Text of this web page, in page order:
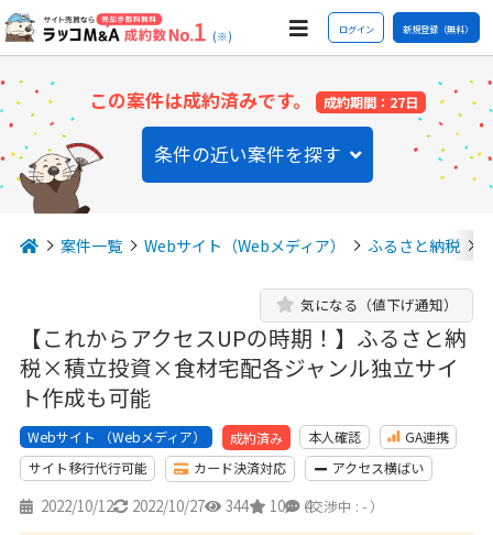
(※) ログイン 新規登録（無料）
この案件は成約済みです。 成約期間：27日
条件の近い案件を探す
案件一覧 Webサイト（Webメディア） ふるさと納税
【これからアクセスUPの時期！】ふるさと納
税×積立投資×食材宅配各ジャンル独立サイ
ト作成も可能
気になる（値下げ通知）
Webサイト （Webメディア） 成約済み 本人確認
GA連携
サイト移行代行可能
カード決済対応 アクセス横ばい
2022/10/12 2022/10/27 344 10 4
（交渉中 : - ）